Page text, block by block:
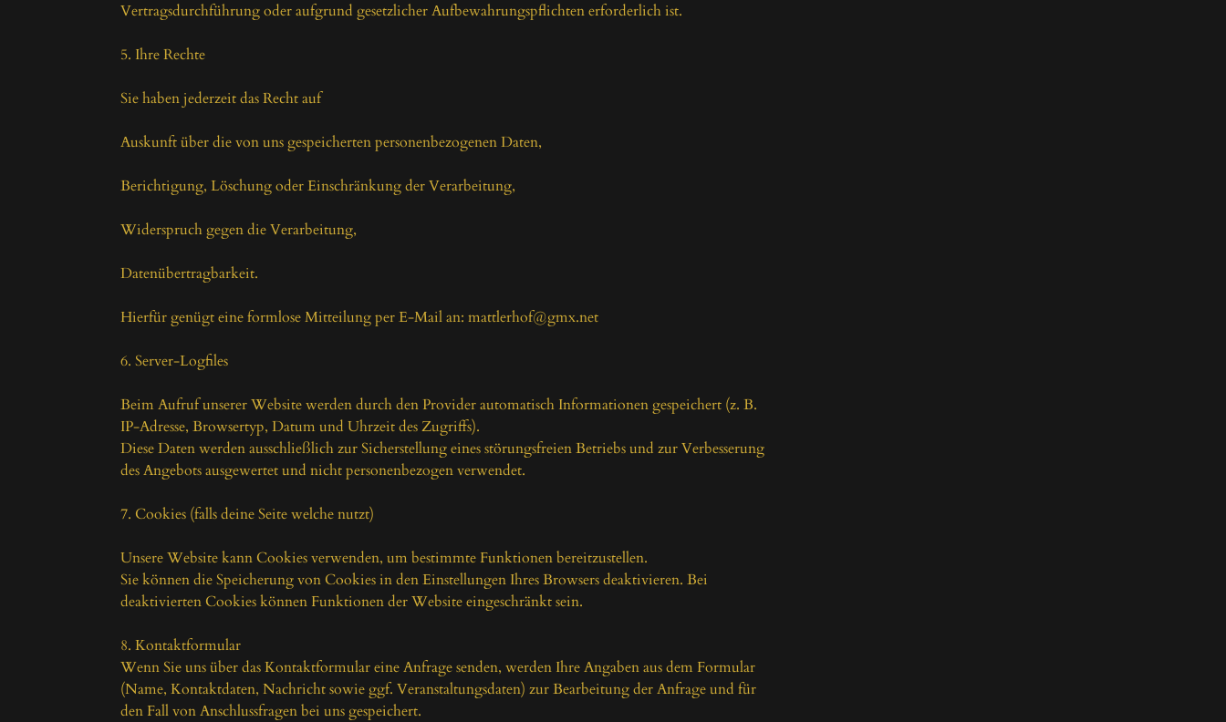
Vertragsdurchführung oder aufgrund gesetzlicher Aufbewahrungspflichten erforderlich ist.
5. Ihre Rechte
Sie haben jederzeit das Recht auf
Auskunft über die von uns gespeicherten personenbezogenen Daten,
Berichtigung, Löschung oder Einschränkung der Verarbeitung,
Widerspruch gegen die Verarbeitung,
Datenübertragbarkeit.
Hierfür genügt eine formlose Mitteilung per E-Mail an: mattlerhof@gmx.net
6. Server-Logfiles
Beim Aufruf unserer Website werden durch den Provider automatisch Informationen gespeichert (z. B.
IP-Adresse, Browsertyp, Datum und Uhrzeit des Zugriffs).
Diese Daten werden ausschließlich zur Sicherstellung eines störungsfreien Betriebs und zur Verbesserung
des Angebots ausgewertet und nicht personenbezogen verwendet.
7. Cookies (falls deine Seite welche nutzt)
Unsere Website kann Cookies verwenden, um bestimmte Funktionen bereitzustellen.
Sie können die Speicherung von Cookies in den Einstellungen Ihres Browsers deaktivieren. Bei
deaktivierten Cookies können Funktionen der Website eingeschränkt sein.
8. Kontaktformular
Wenn Sie uns über das Kontaktformular eine Anfrage senden, werden Ihre Angaben aus dem Formular
(Name, Kontaktdaten, Nachricht sowie ggf. Veranstaltungsdaten) zur Bearbeitung der Anfrage und für
den Fall von Anschlussfragen bei uns gespeichert.